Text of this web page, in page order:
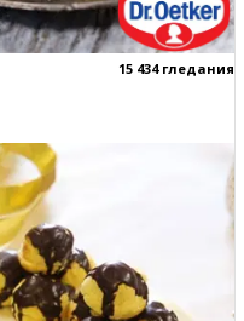
15 434 гледания